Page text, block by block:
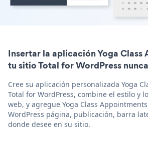
Insertar la aplicación Yoga Class
tu sitio Total for WordPress
Cree su aplicación personalizada Yoga
Total for WordPress, combine el estilo y
web, y agregue Yoga Class
WordPress página, publicación, barra
donde desee en su sitio.